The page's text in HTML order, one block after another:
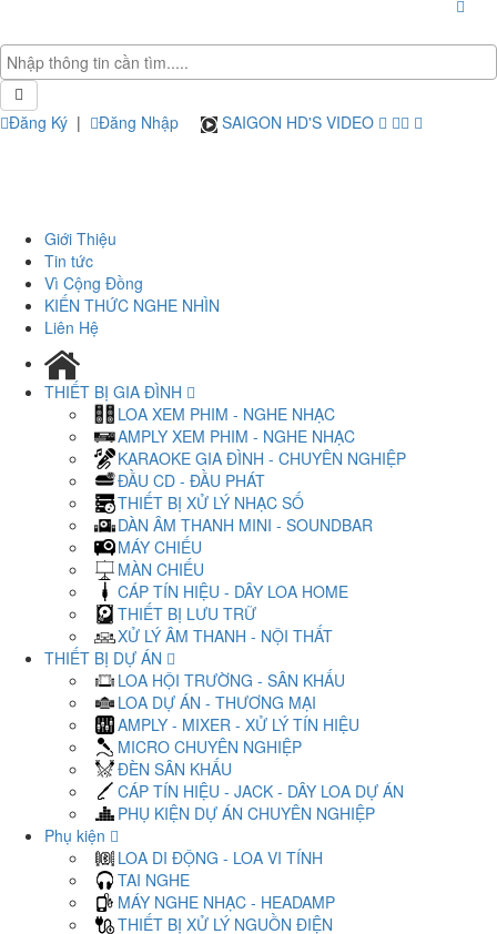
Đăng Ký | Đăng Nhập SAIGON HD'S VIDEO
Giới Thiệu
Tin tức
Vì Cộng Đồng
KIẾN THỨC NGHE NHÌN
Liên Hệ
THIẾT BỊ GIA ĐÌNH
LOA XEM PHIM - NGHE NHẠC
AMPLY XEM PHIM - NGHE NHẠC
KARAOKE GIA ĐÌNH - CHUYÊN NGHIỆP
ĐẦU CD - ĐẦU PHÁT
THIẾT BỊ XỬ LÝ NHẠC SỐ
DÀN ÂM THANH MINI - SOUNDBAR
MÁY CHIẾU
MÀN CHIẾU
CÁP TÍN HIỆU - DÂY LOA HOME
THIẾT BỊ LƯU TRỮ
XỬ LÝ ÂM THANH - NỘI THẤT
THIẾT BỊ DỰ ÁN
LOA HỘI TRƯỜNG - SÂN KHẤU
LOA DỰ ÁN - THƯƠNG MẠI
AMPLY - MIXER - XỬ LÝ TÍN HIỆU
MICRO CHUYÊN NGHIỆP
ĐÈN SÂN KHẤU
CÁP TÍN HIỆU - JACK - DÂY LOA DỰ ÁN
PHỤ KIỆN DỰ ÁN CHUYÊN NGHIỆP
Phụ kiện
LOA DI ĐỘNG - LOA VI TÍNH
TAI NGHE
MÁY NGHE NHẠC - HEADAMP
THIẾT BỊ XỬ LÝ NGUỒN ĐIỆN